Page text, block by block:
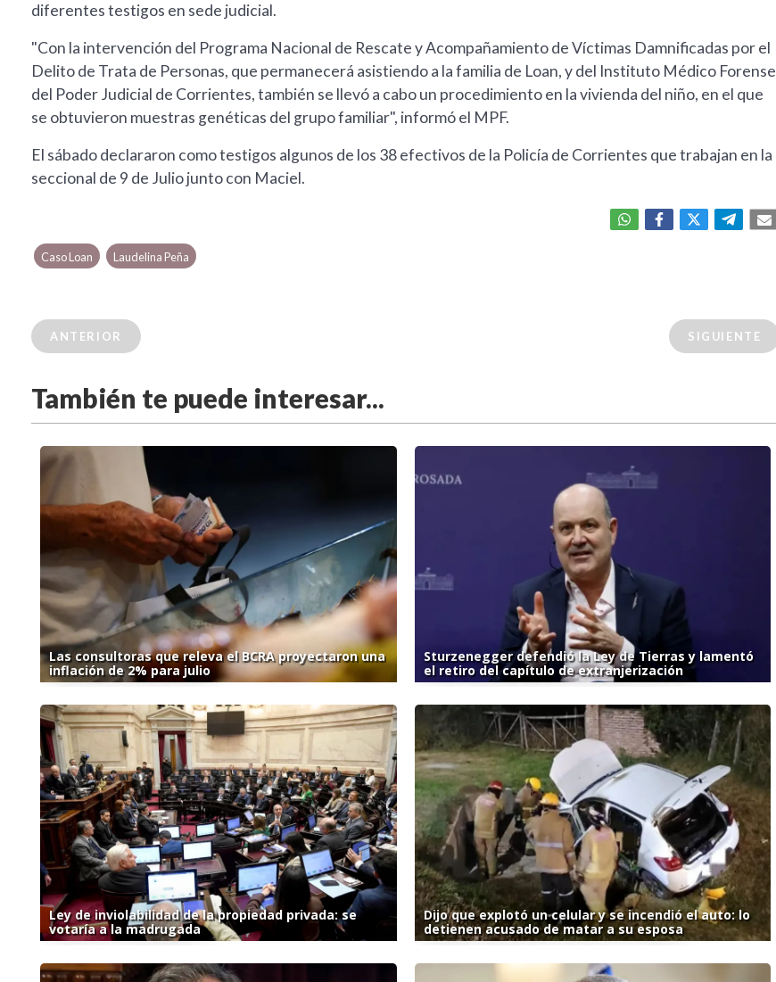
diferentes testigos en sede judicial.
"Con la intervención del Programa Nacional de Rescate y Acompañamiento de Víctimas Damnificadas por el
Delito de Trata de Personas, que permanecerá asistiendo a la familia de Loan, y del Instituto Médico Forense
del Poder Judicial de Corrientes, también se llevó a cabo un procedimiento en la vivienda del niño, en el que
se obtuvieron muestras genéticas del grupo familiar", informó el MPF.
El sábado declararon como testigos algunos de los 38 efectivos de la Policía de Corrientes que trabajan en la
seccional de 9 de Julio junto con Maciel.
Caso Loan Laudelina Peña
ANTERIOR SIGUIENTE
También te puede interesar...
Las consultoras que releva el BCRA proyectaron una
inflación de 2% para julio
Sturzenegger defendió la Ley de Tierras y lamentó
el retiro del capítulo de extranjerización
Ley de inviolabilidad de la propiedad privada: se
votaría a la madrugada
Dijo que explotó un celular y se incendió el auto: lo
detienen acusado de matar a su esposa